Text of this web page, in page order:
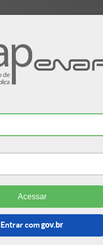
Entrar comgov.br